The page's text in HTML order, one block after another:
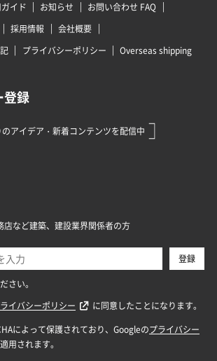
イド お知らせ
お問い合わせ FAQ
採用情報
会社概要
プライバシーポリシー Overseas shipping